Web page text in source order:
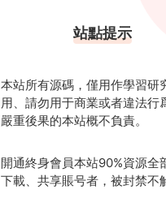
站點提示
本站所有源碼，僅用作學習研
用、請勿用于商業或者違法行
嚴重後果的本站概不負責。
開通終身會員本站90%資源全
下載、共享賬号者，被封禁不